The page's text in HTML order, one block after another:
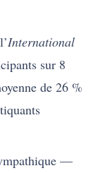
International
sur 8
de 26 %
—